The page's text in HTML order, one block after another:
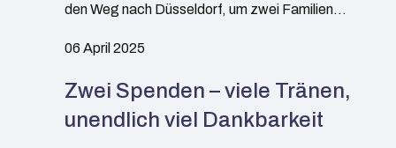
den Weg nach Düsseldorf, um zwei Familien…
06 April 2025
Zwei Spenden – viele Tränen,
unendlich viel Dankbarkeit